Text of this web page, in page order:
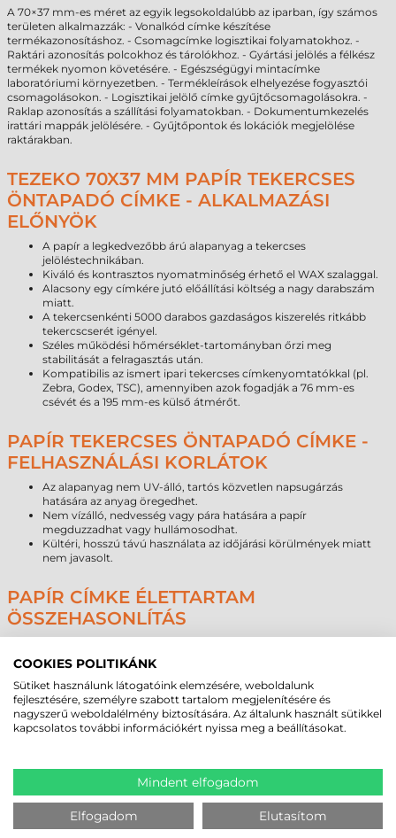
A 70×37 mm-es méret az egyik legsokoldalúbb az iparban, így számos
területen alkalmazzák: - Vonalkód címke készítése
termékazonosításhoz. - Csomagcímke logisztikai folyamatokhoz. -
Raktári azonosítás polcokhoz és tárolókhoz. - Gyártási jelölés a félkész
termékek nyomon követésére. - Egészségügyi mintacímke
laboratóriumi környezetben. - Termékleírások elhelyezése fogyasztói
csomagolásokon. - Logisztikai jelölő címke gyűjtőcsomagolásokra. -
Raklap azonosítás a szállítási folyamatokban. - Dokumentumkezelés
irattári mappák jelölésére. - Gyűjtőpontok és lokációk megjelölése
raktárakban.
TEZEKO 70X37 MM PAPÍR TEKERCSES
ÖNTAPADÓ CÍMKE - ALKALMAZÁSI
ELŐNYÖK
A papír a legkedvezőbb árú alapanyag a tekercses
jelöléstechnikában.
Kiváló és kontrasztos nyomatminőség érhető el WAX szalaggal.
Alacsony egy címkére jutó előállítási költség a nagy darabszám
miatt.
A tekercsenkénti 5000 darabos gazdaságos kiszerelés ritkább
tekercscserét igényel.
Széles működési hőmérséklet-tartományban őrzi meg
stabilitását a felragasztás után.
Kompatibilis az ismert ipari tekercses címkenyomtatókkal (pl.
Zebra, Godex, TSC), amennyiben azok fogadják a 76 mm-es
csévét és a 195 mm-es külső átmérőt.
PAPÍR TEKERCSES ÖNTAPADÓ CÍMKE -
FELHASZNÁLÁSI KORLÁTOK
Az alapanyag nem UV-álló, tartós közvetlen napsugárzás
hatására az anyag öregedhet.
Nem vízálló, nedvesség vagy pára hatására a papír
megduzzadhat vagy hullámosodhat.
Kültéri, hosszú távú használata az időjárási körülmények miatt
nem javasolt.
PAPÍR CÍMKE ÉLETTARTAM
ÖSSZEHASONLÍTÁS
Papír
Direkt termál
6–18 hónap
Műanyag
5–10 év
PAPÍR VS DIREKT TERMÁL – SZAKMAI
Tulajdonság Papír
Direkt termál
gyenge
Fényállóság
stabil
COOKIES POLITIKÁNK
Sütiket használunk látogatóink elemzésére, weboldalunk
fejlesztésére, személyre szabott tartalom megjelenítésére és
nagyszerű weboldalélmény biztosítására. Az általunk használt sütikkel
kapcsolatos további információkért nyissa meg a beállításokat.
Mindent elfogadom
Elfogadom Elutasítom